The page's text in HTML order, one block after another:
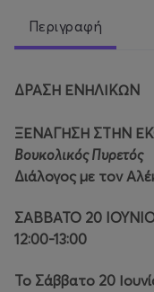
Περιγραφή
ΔΡΑΣΗ ΕΝΗΛΙΚΩΝ
ΞΕΝΑΓΗΣΗ ΣΤΗΝ
Βουκολικός Πυρετός
Διάλογος με τον
ΣΑΒΒΑΤΟ 20
12:00-13:00
Το Σάββατο 20